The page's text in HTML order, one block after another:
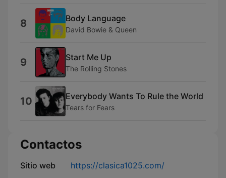
8 Body Language
David Bowie & Queen
9 Start Me Up
The Rolling Stones
10 Everybody Wants To Rule the World
Tears for Fears
Contactos
Sitio web https://clasica1025.com/